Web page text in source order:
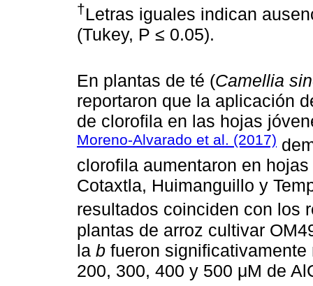
†Letras iguales indican
(Tukey, P ≤ 0.05).
En plantas de té (Camellia
reportaron que la aplicación
de clorofila en las hojas
Moreno-Alvarado et al. (2017)
clorofila aumentaron en
Cotaxtla, Huimanguillo y
resultados coinciden con los
plantas de arroz cultivar
la b fueron
200, 300, 400 y 500 μM de